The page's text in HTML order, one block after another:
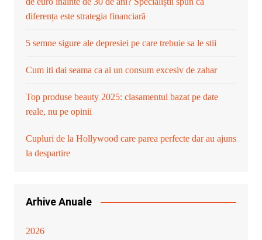
diferența este strategia financiară
5 semne sigure ale depresiei pe care trebuie sa le stii
Cum iti dai seama ca ai un consum excesiv de zahar
Top produse beauty 2025: clasamentul bazat pe date
reale, nu pe opinii
Cupluri de la Hollywood care parea perfecte dar au ajuns
la despartire
Arhive Anuale
2026